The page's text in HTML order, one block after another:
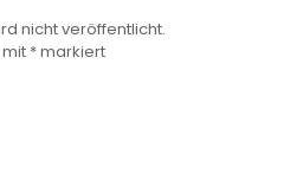
nicht veröffentlicht.
*markiert